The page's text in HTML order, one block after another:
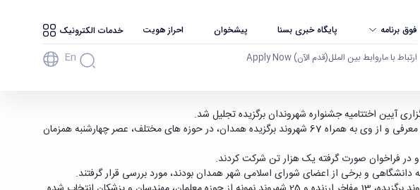
فوق برنامه پایگاه خبری بسنا پیشخوان احراز هویت خدمات الکترونیک
ارتباط با ماروابط بین الملل(قدم الآن) Apply Now En
به گزارش خبرنگار بسنا، دکتر اسدالله نقدی، عضو هیأت علمی و معاون دانشجویی دانشگاه بوعلی سینا، به عنوان شهروند برگزیده معرفی و از وی به همراه 67 شهروند برگزیده همدان، در حوزه های مختلف، عصر چهارشنبه همزمان
در فراخوان صورت گرفته یک هزار تن شرکت کردند.